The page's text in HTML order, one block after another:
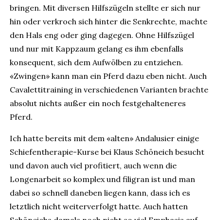
bringen. Mit diversen Hilfszügeln stellte er sich nur
hin oder verkroch sich hinter die Senkrechte, machte
den Hals eng oder ging dagegen. Ohne Hilfszügel
und nur mit Kappzaum gelang es ihm ebenfalls
konsequent, sich dem Aufwölben zu entziehen.
«Zwingen» kann man ein Pferd dazu eben nicht. Auch
Cavalettitraining in verschiedenen Varianten brachte
absolut nichts außer ein noch festgehalteneres
Pferd.
Ich hatte bereits mit dem «alten» Andalusier einige
Schiefentherapie-Kurse bei Klaus Schöneich besucht
und davon auch viel profitiert, auch wenn die
Longenarbeit so komplex und filigran ist und man
dabei so schnell daneben liegen kann, dass ich es
letztlich nicht weiterverfolgt hatte. Auch hatten